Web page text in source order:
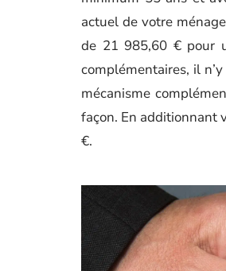
actuel de votre
de 21 985,60 € pour
complémentaires, il
mécanisme
façon. En additionnant
€.